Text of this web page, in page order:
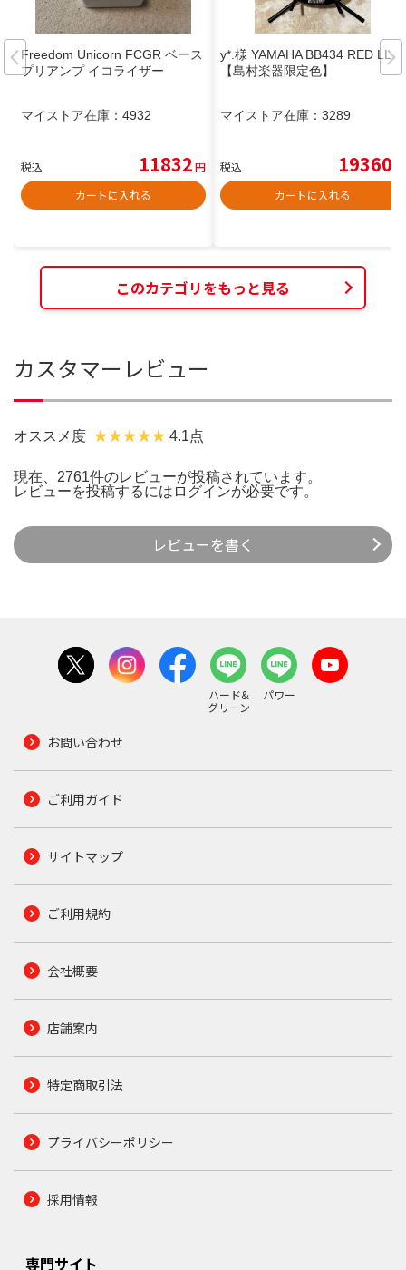
Freedom Unicorn FCGR ベース
プリアンプ イコライザー
マイストア在庫： 4932
税込 11832円
カートに入れる
y*.様 YAMAHA BB434 RED LLIC
【島村楽器限定色】
マイストア在庫： 3289
税込 19360
カートに入れる
このカテゴリをもっと見る
カスタマーレビュー
オススメ度 4.1点
現在、2761件のレビューが投稿されています。
レビューを投稿するには ログインが必要です。
レビューを書く
ハード&
グリーン
パワー
お問い合わせ
ご利用ガイド
サイトマップ
ご利用規約
会社概要
店舗案内
特定商取引法
プライバシーポリシー
採用情報
専門サイト